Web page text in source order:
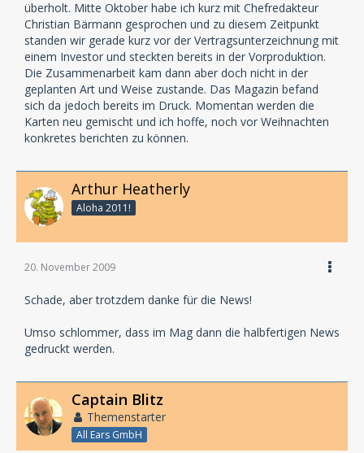
"Freilanzer? Wat'n dat denn?"
überholt. Mitte Oktober habe ich kurz mit Chefredakteur
Christian Bärmann gesprochen und zu diesem Zeitpunkt
standen wir gerade kurz vor der Vertragsunterzeichnung mit
einem Investor und steckten bereits in der Vorproduktion.
Die Zusammenarbeit kam dann aber doch nicht in der
geplanten Art und Weise zustande. Das Magazin befand
sich da jedoch bereits im Druck. Momentan werden die
Karten neu gemischt und ich hoffe, noch vor Weihnachten
konkretes berichten zu können.
Arthur Heatherly
Aloha 2011!
20. November 2009
Schade, aber trotzdem danke für die News!
Umso schlommer, dass im Mag dann die halbfertigen News
gedruckt werden.
Captain Blitz
Themenstarter
All Ears GmbH